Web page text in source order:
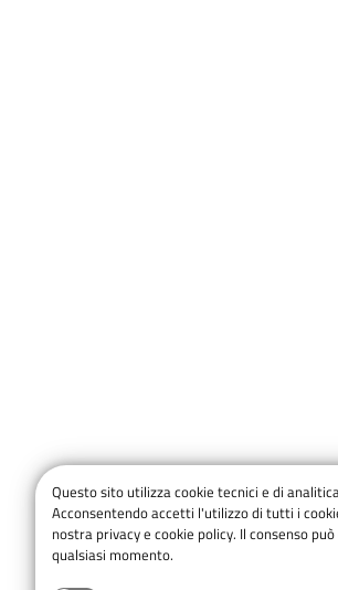
Questo sito utilizza cookie tecnici e di
Acconsentendo accetti l'utilizzo di tutti i
nostra privacy e cookie policy. Il consenso
qualsiasi momento.